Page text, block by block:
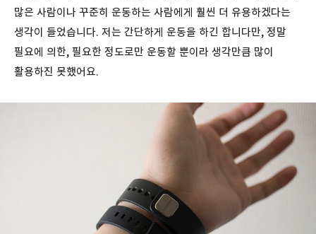
많은 사람이나 꾸준히 운동하는 사람에게 훨씬 더 유용하겠다는
생각이 들었습니다. 저는 간단하게 운동을 하긴 합니다만, 정말
필요에 의한, 필요한 정도로만 운동할 뿐이라 생각만큼 많이
활용하진 못했어요.